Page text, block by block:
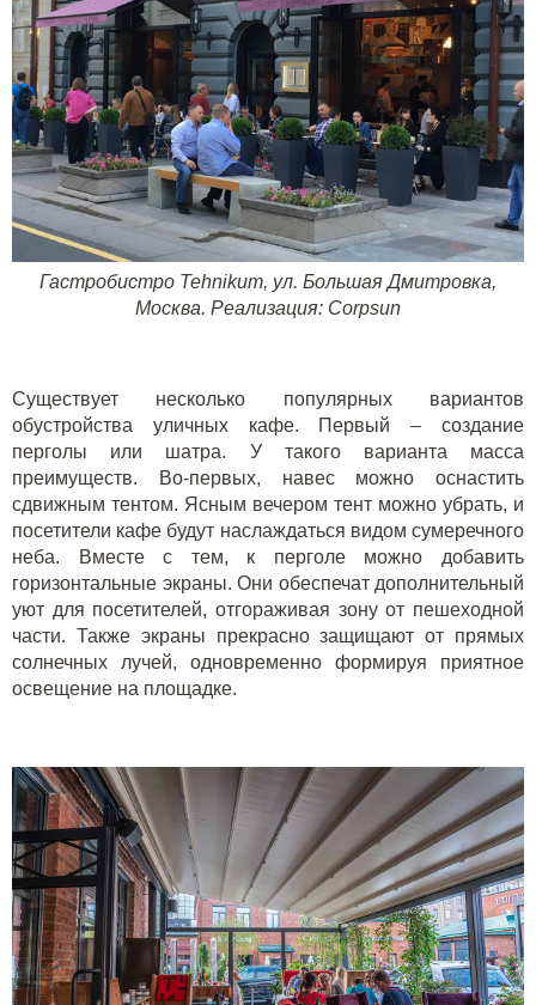
Гастробистро Tehnikum, ул. Большая Дмитровка,
Москва. Реализация: Corpsun
Существует несколько популярных вариантов
обустройства уличных кафе. Первый – создание
перголы или шатра. У такого варианта масса
преимуществ. Во-первых, навес можно оснастить
сдвижным тентом. Ясным вечером тент можно убрать, и
посетители кафе будут наслаждаться видом сумеречного
неба. Вместе с тем, к перголе можно добавить
горизонтальные экраны. Они обеспечат дополнительный
уют для посетителей, отгораживая зону от пешеходной
части. Также экраны прекрасно защищают от прямых
солнечных лучей, одновременно формируя приятное
освещение на площадке.